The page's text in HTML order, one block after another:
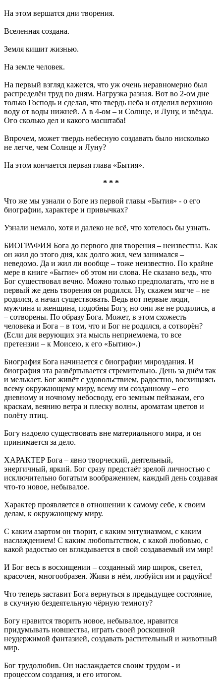
На этом вершатся дни творения.
Вселенная создана.
Земля кишит жизнью.
На земле человек.
На первый взгляд кажется, что уж очень неравномерно был
распределён труд по дням. Нагрузка разная. Вот во 2-ом дне
только Господь и сделал, что твердь неба и отделил верхнюю
воду от воды нижней. А в 4-ом – и Солнце, и Луну, и звёзды.
Ого сколько дел и какого масштаба!
Впрочем, может твердь небесную создавать было нисколько
не легче, чем Солнце и Луну?
На этом кончается первая глава «Бытия».
* * *
Что же мы узнали о Боге из первой главы «Бытия» - о его
биографии, характере и привычках?
Узнали немало, хотя и далеко не всё, что хотелось бы узнать.
БИОГРАФИЯ Бога до первого дня творения – неизвестна. Как
он жил до этого дня, как долго жил, чем занимался –
неведомо. Да и жил ли вообще – тоже неизвестно. По крайне
мере в книге «Бытие» об этом ни слова. Не сказано ведь, что
Бог существовал вечно. Можно только предполагать, что не в
первый же день творения он родился. Ну, скажем мягче – не
родился, а начал существовать. Ведь вот первые люди,
мужчина и женщина, подобны Богу, но они же не родились, а
– сотворены. По образу Бога. Может, в этом схожесть
человека и Бога – в том, что и Бог не родился, а сотворён?
(Если для верующих эта мысль неприемлема, то все
претензии – к Моисею, к его «Бытию».)
Биография Бога начинается с биографии мироздания. И
биография эта развёртывается стремительно. День за днём так
и мелькает. Бог живёт с удовольствием, радостно, восхищаясь
всему окружающему миру, всему им созданному – его
дневному и ночному небосводу, его земным пейзажам, его
краскам, веянию ветра и плеску волны, ароматам цветов и
полёту птиц.
Богу надоело существовать вне материального мира, и он
принимается за дело.
ХАРАКТЕР Бога – явно творческий, деятельный,
энергичный, яркий. Бог сразу предстаёт зрелой личностью с
исключительно богатым воображением, каждый день создавая
что-то новое, небывалое.
Характер проявляется в отношении к самому себе, к своим
делам, к окружающему миру.
С каким азартом он творит, с каким энтузиазмом, с каким
наслаждением! С каким любопытством, с какой любовью, с
какой радостью он вглядывается в свой создаваемый им мир!
И Бог весь в восхищении – созданный мир широк, светел,
красочен, многообразен. Живи в нём, любуйся им и радуйся!
Что теперь заставит Бога вернуться в предыдущее состояние,
в скучную бездеятельную чёрную темноту?
Богу нравится творить новое, небывалое, нравится
придумывать новшества, играть своей роскошной
неудержимой фантазией, создавать растительный и животный
мир.
Бог трудолюбив. Он наслаждается своим трудом - и
процессом создания, и его итогом.